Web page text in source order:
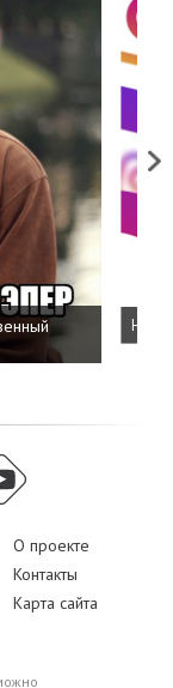
Next
О проекте
Контакты
Карта сайта